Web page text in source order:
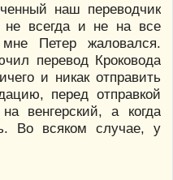
наш переводчик
не всегда и не на все
Петер жаловался.
перевод Кроковода
и никак отправить
перед отправкой
венгерский, а когда
Во всяком случае, у